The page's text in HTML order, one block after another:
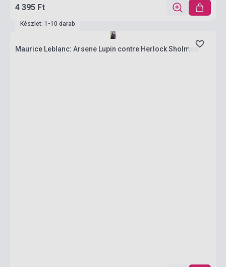
4 395 Ft
Készlet: 1-10 darab
Maurice Leblanc: Arsene Lupin contre Herlock Sholmes